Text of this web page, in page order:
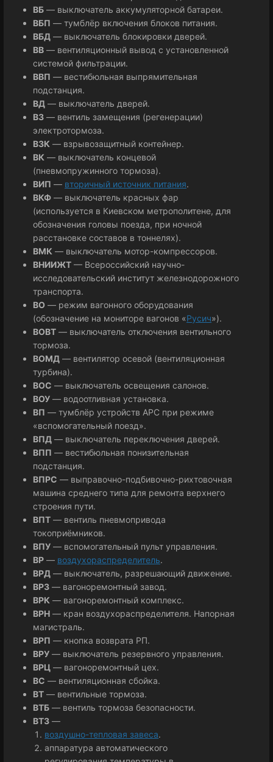
ВБ — выключатель аккумуляторной батареи.
ВБП — тумблёр включения блоков питания.
ВБД — выключатель блокировки дверей.
ВВ — вентиляционный вывод с установленной
системой фильтрации.
ВВП — вестибюльная выпрямительная
подстанция.
ВД — выключатель дверей.
ВЗ — вентиль замещения (регенерации)
электротормоза.
ВЗК — взрывозащитный контейнер.
ВК — выключатель концевой
(пневмопружинного тормоза).
ВИП — вторичный источник питания.
ВКФ — выключатель красных фар
(используется в Киевском метрополитене, для
обозначения головы поезда, при ночной
расстановке составов в тоннелях).
ВМК — выключатель мотор-компрессоров.
ВНИИЖТ — Всероссийский научно-
исследовательский институт железнодорожного
транспорта.
ВО — режим вагонного оборудования
(обозначение на мониторе вагонов «Русич»).
ВОВТ — выключатель отключения вентильного
тормоза.
ВОМД — вентилятор осевой (вентиляционная
турбина).
ВОС — выключатель освещения салонов.
ВОУ — водоотливная установка.
ВП — тумблёр устройств АРС при режиме
«вспомогательный поезд».
ВПД — выключатель переключения дверей.
ВПП — вестибюльная понизительная
подстанция.
ВПРС — выправочно-подбивочно-рихтовочная
машина среднего типа для ремонта верхнего
строения пути.
ВПТ — вентиль пневмопривода
токоприёмников.
ВПУ — вспомогательный пульт управления.
ВР — воздухораспределитель.
ВРД — выключатель, разрешающий движение.
ВРЗ — вагоноремонтный завод.
ВРК — вагоноремонтный комплекс.
ВРН — кран воздухораспределителя. Напорная
магистраль.
ВРП — кнопка возврата РП.
ВРУ — выключатель резервного управления.
ВРЦ — вагоноремонтный цех.
ВС — вентиляционная сбойка.
ВТ — вентильные тормоза.
ВТБ — вентиль тормоза безопасности.
ВТЗ —
воздушно-тепловая завеса.
аппаратура автоматического